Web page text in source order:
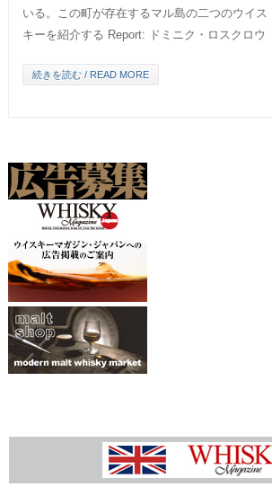
いる。この町が存在するマル島の二つのウイス
キーを紹介する Report: ドミニク・ロスクロウ
続きを読む / READ MORE